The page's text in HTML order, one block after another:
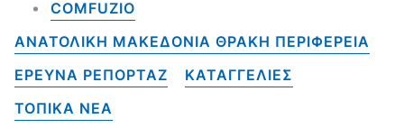
COMFUZIO
ΑΝΑΤΟΛΙΚΗ ΜΑΚΕΔΟΝΙΑ ΘΡΑΚΗ ΠΕΡΙΦΕΡΕΙΑ
ΕΡΕΥΝΑ ΡΕΠΟΡΤΑΖ
ΚΑΤΑΓΓΕΛΙΕΣ
ΤΟΠΙΚΑ NEA